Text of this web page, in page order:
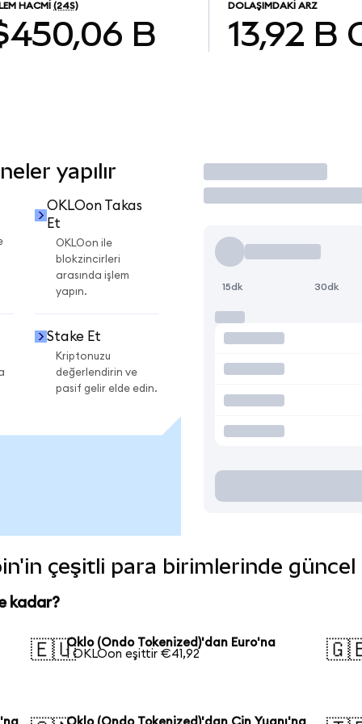
HACMI (24S)
B
DOLAŞIMDAKI ARZ
13,92 B
yapılır
OKLOon Takas
Et
OKLOon ile
blokzincirleri
arasında işlem
yapın.
Stake Et
Kriptonuzu
değerlendirin ve
pasif gelir elde edin.
İşlem Yap
15dk 30dk
çeşitli para birimlerinde
kadar?
🇪🇺Oklo (Ondo Tokenized)'dan Euro'na
1 OKLOon eşittir €41,92